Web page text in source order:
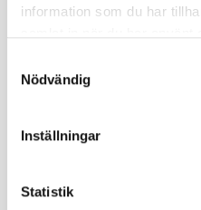
information som du har
Nödvändig
Inställningar
Statistik
borde situationen kunna
kanske till och med vara bra
lagstiftningen.